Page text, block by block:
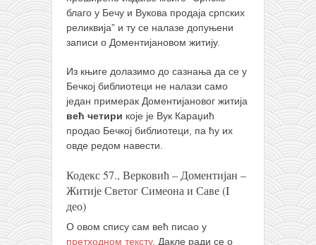
моје белешке
историја каратеа
карате
кихон
наиханчи
кушанку
пасаи
темашивари
кобудо
благо у Бечу и Вукова продаја српских
реликвија” и ту се налазе допуњени
записи о Доментијановом житију.
Из књиге долазимо до сазнања да се у
Бечкој библиотеци не налази само
један примерак Доментијановог житија
већ четири које је Вук Караџић
продао Бечкој библиотеци, па ћу их
овде редом навести.
Кодекс 57., Верковић – Доментијан –
Житије Светог Симеона и Саве (I
део)
О овом спису сам већ писао у
претходном тексту. Дакле ради се о